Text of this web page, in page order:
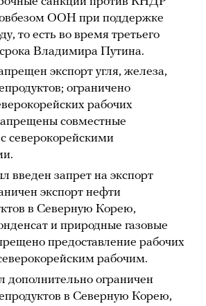
ООН при поддержке
то есть во время третьего
Владимира Путина.
экспорт угля, железа,
ограничено
рабочих
совместные
северокорейскими
введен запрет на экспорт
экспорт нефти
в Северную Корею,
и природные газовые
предоставление рабочих
рабочим.
дополнительно ограничен
в Северную Корею,